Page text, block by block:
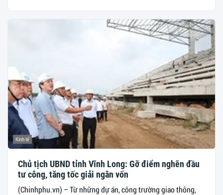
Kinh tế
Chủ tịch UBND tỉnh Vĩnh Long: Gỡ điểm nghẽn đầu
tư công, tăng tốc giải ngân vốn
(Chinhphu.vn) – Từ những dự án, công trường giao thông,